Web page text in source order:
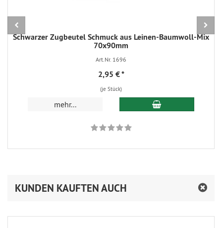
Schwarzer Zugbeutel Schmuck aus Leinen-Baumwoll-Mix
70x90mm
Art.Nr. 1696
2,95 €*
(je Stück)
mehr... In den Warenkorb
KUNDEN KAUFTEN AUCH